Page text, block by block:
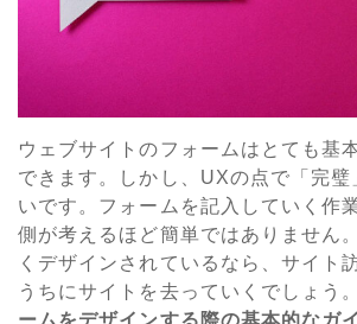
ウェブサイトのフォームはとても基
できます。しかし、UXの点で「完璧
いです。フォームを記入していく作
側が考えるほど簡単ではありません
くデザインされているなら、サイト
うちにサイトを去っていくでしょう。
ームをデザインする際の基本的なガ